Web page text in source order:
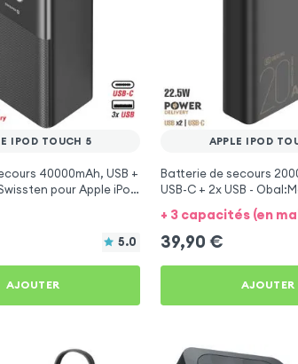
IPOD TOUCH 5
40000mAh, USB +
pour Apple iPod
5.0
AJOUTER
APPLE IPOD
Batterie de secours
USB-C + 2x USB -
iPod Touch 5
+ 3 capacités (en
39,90 €
AJOUTER